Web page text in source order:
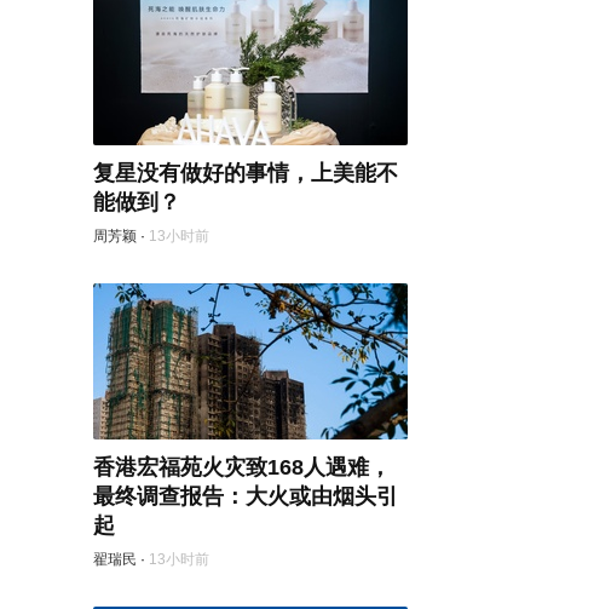
复星没有做好的事情，上美能不
能做到？
周芳颖 · 13小时前
香港宏福苑火灾致168人遇难，
最终调查报告：大火或由烟头引
起
翟瑞民 · 13小时前